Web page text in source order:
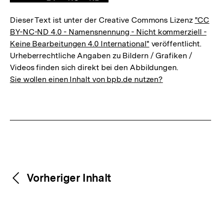
Dieser Text ist unter der Creative Commons Lizenz "CC
BY-NC-ND 4.0 - Namensnennung - Nicht kommerziell -
Keine Bearbeitungen 4.0 International" veröffentlicht.
Urheberrechtliche Angaben zu Bildern / Grafiken /
Videos finden sich direkt bei den Abbildungen.
Sie wollen einen Inhalt von bpb.de nutzen?
Weitere
Content-
Navigation
Vorheriger Inhalt